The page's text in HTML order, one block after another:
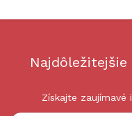
Získajte